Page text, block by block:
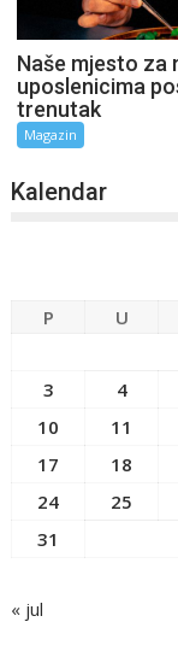
Naše mjesto za
uposlenicima
trenutak
Magazin
Kalendar
P U
3
4
10
11
17
18
24
25
31
« jul